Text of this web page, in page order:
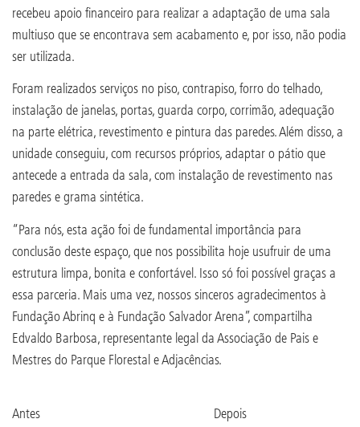
recebeu apoio financeiro para realizar a adaptação de uma sala
multiuso que se encontrava sem acabamento e, por isso, não podia
ser utilizada.
Foram realizados serviços no piso, contrapiso, forro do telhado,
instalação de janelas, portas, guarda corpo, corrimão, adequação
na parte elétrica, revestimento e pintura das paredes. Além disso, a
unidade conseguiu, com recursos próprios, adaptar o pátio que
antecede a entrada da sala, com instalação de revestimento nas
paredes e grama sintética.
“Para nós, esta ação foi de fundamental importância para
conclusão deste espaço, que nos possibilita hoje usufruir de uma
estrutura limpa, bonita e confortável. Isso só foi possível graças a
essa parceria. Mais uma vez, nossos sinceros agradecimentos à
Fundação Abrinq e à Fundação Salvador Arena”, compartilha
Edvaldo Barbosa, representante legal da Associação de Pais e
Mestres do Parque Florestal e Adjacências.
Antes Depois